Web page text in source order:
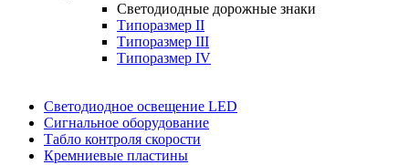
Светодиодные дорожные знаки
Типоразмер II
Типоразмер III
Типоразмер IV
Светодиодное освещение LED
Сигнальное оборудование
Табло контроля скорости
Кремниевые пластины